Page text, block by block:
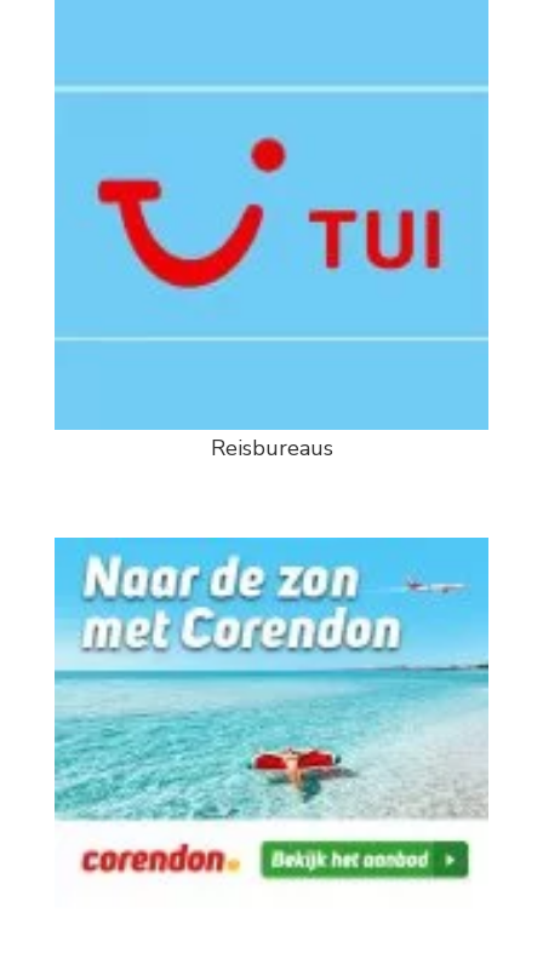
Reisbureaus